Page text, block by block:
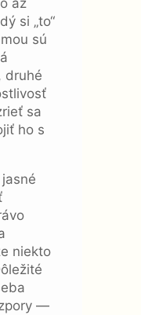
až
si „to“
sú
druhé
sa
ho s
niekto
—